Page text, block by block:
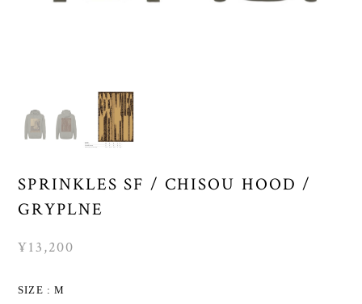
SPRINKLES SF / CHISOU HOOD /
GRYPLNE
¥13,200
SIZE : M